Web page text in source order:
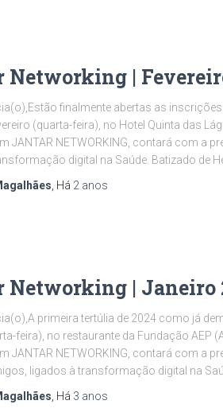
Networking |
finalmente abertas as
(quarta-feira), no Hotel Quinta das
JANTAR NETWORKING, contará com a
digital na Saúde. Batizado de
, Há 2 anos
Networking | Janeiro
primeira tertúlia de 2024 como já
feira), no restaurante da Fundação AEP
JANTAR NETWORKING, contará com a
ligados à transformação digital na
, Há 3 anos